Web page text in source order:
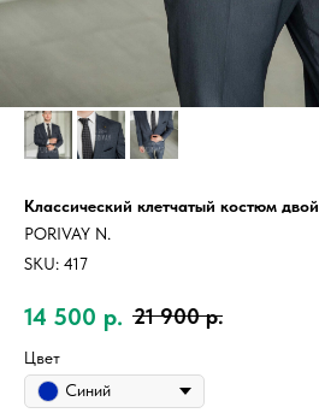
Классический клетчатый костюм
PORIVAY N.
SKU: 417
14 500 р. 21 900 р.
Цвет
Синий